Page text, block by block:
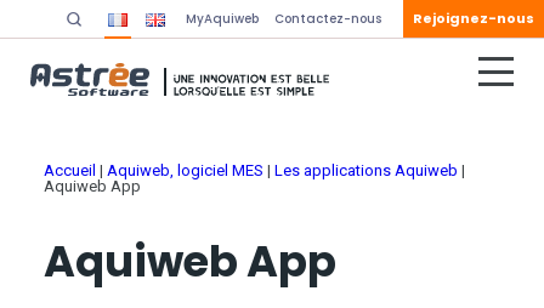
MyAquiweb Contactez-nous Rejoignez-nous
Accueil | Aquiweb, logiciel MES | Les applications Aquiweb |
Aquiweb App
Aquiweb App